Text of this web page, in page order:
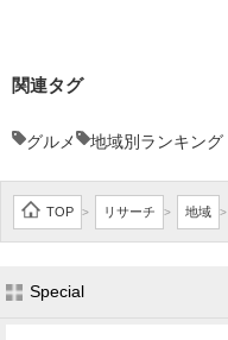
関連タグ
グルメ 地域別ランキング
TOP > リサーチ > 地域 >
Special